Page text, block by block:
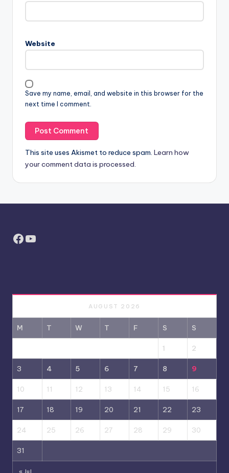
Website
Save my name, email, and website in this browser for the
next time I comment.
This site uses Akismet to reduce spam. Learn how
your comment data is processed.
Facebook
YouTube
AUGUST 2026
M T W T F S S
1 2
3 4 5 6 7 8 9
10 11 12 13 14 15 16
17 18 19 20 21 22 23
24 25 26 27 28 29 30
31
« Jul